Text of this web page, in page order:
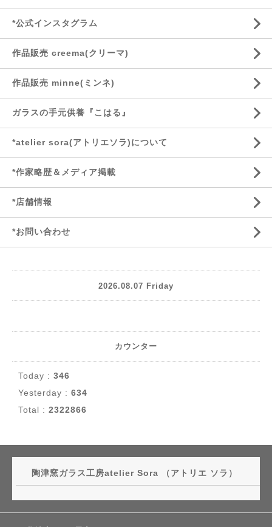
*公式インスタグラム
作品販売 creema(クリーマ)
作品販売 minne(ミンネ)
ガラスの手元供養『こはる』
*atelier sora(アトリエソラ)について
*作家略歴＆メディア掲載
*店舗情報
*お問い合わせ
2026.08.07 Friday
カウンター
Today : 346
Yesterday : 634
Total : 2322866
陶津窯ガラス工房atelier Sora （アトリエ ソラ）